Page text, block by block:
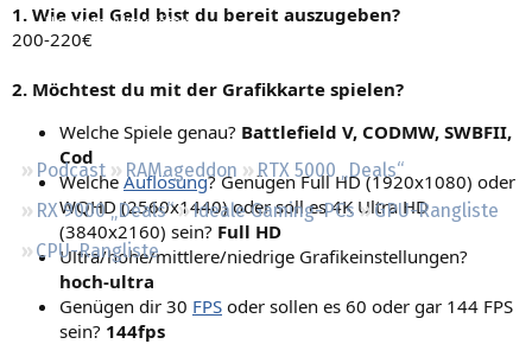
Neueste Aktivitäten
Podcast RAMageddon
RTX 5000 „Deals“
RX 9000 „Deals“
Ideale Gaming-PCs
GPU-Rangliste
CPU-Rangliste
1. Wie viel Geld bist du bereit auszugeben?
200-220€
2. Möchtest du mit der Grafikkarte spielen?
Welche Spiele genau? Battlefield V, CODMW, SWBFII,
Cod
WelcheAuflösung? Genügen Full HD (1920x1080) oder
WQHD (2560x1440) oder soll es 4K Ultra HD
(3840x2160) sein? Full HD
Ultra/hohe/mittlere/niedrige Grafikeinstellungen?
hoch-ultra
Genügen dir 30 FPS oder sollen es 60 oder gar 144 FPS
sein? 144fps